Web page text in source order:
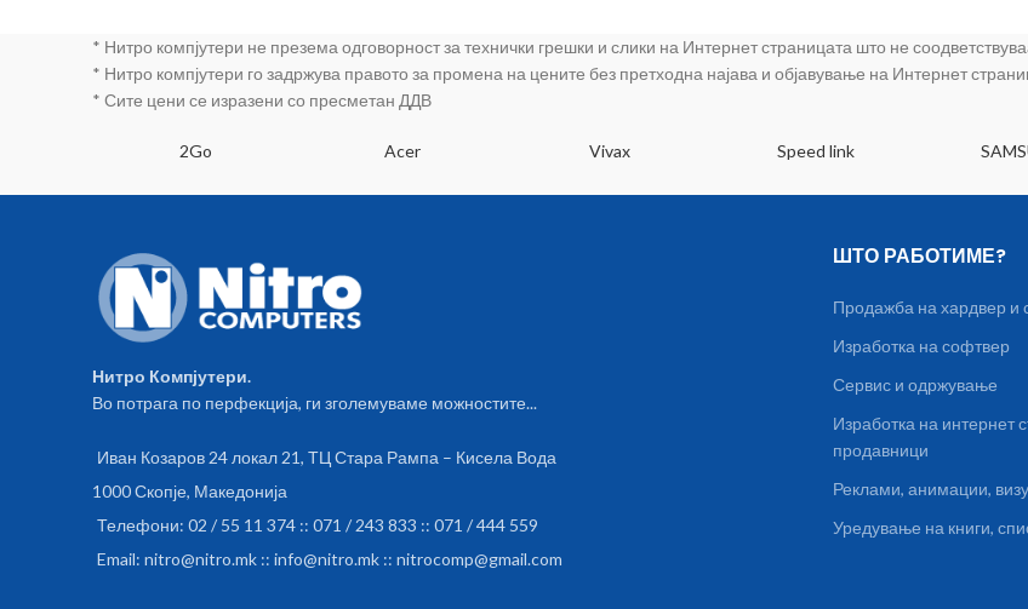
Tuya / Smart Life апликација за
Android и iOS Лесно за инсталирање
и користење Поврзување со Google
Home и Amazon Alexa Управување со
Assistant или Alexa Незапалив
Техничка спецификација Бежична
мрежа: Wi-Fi 2.4GHz LED индикатор
за состојба Тајмер за исклучување
Влезен напон: AC 100-240V Макс.
Фреквенција: 50 / 60 Hz За
внатрешна употреба Работна
влажност: 80% Типови на
безбедност: WEP64 / WEP128 / TKIP
/ CCMP (AES) За употреба на
TuyaSMART апликацијата од Google
* Нитро компјутери не презема одговорност за технички грешки и слики на Интернет страницата што не
* Нитро компјутери го задржува правото за промена на цените без претходна најава и објавување на Интернет
* Сите цени се изразени со пресметан ДДВ
2Go Acer Vivax Speed link
Нитро Компјутери.
Во потрага по перфекција, ги зголемуваме можностите...
Иван Козаров 24 локал 21, ТЦ Стара Рампа – Кисела Вода
1000 Скопје, Македонија
Телефони: 02 / 55 11 374 :: 071 / 243 833 :: 071 / 444 559
Email: nitro@nitro.mk :: info@nitro.mk :: nitrocomp@gmail.com
ШТО РАБОТИМЕ?
Продажба на хардвер и
Изработка на софтвер
Сервис и одржување
Изработка на интернет
продавници
Реклами, анимации,
Уредување на книги,